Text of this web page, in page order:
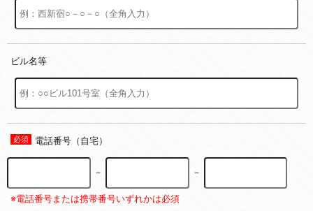
ビル名等
電話番号（自宅）
－ －
※電話番号または携帯番号いずれかは必須